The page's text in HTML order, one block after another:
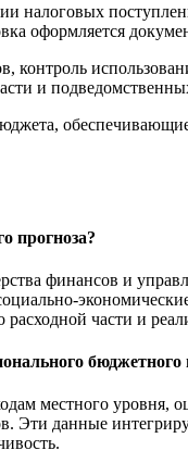
оформляется
и
прогноза?
финансов и
части и
бюджетного
местного уровня,
данные